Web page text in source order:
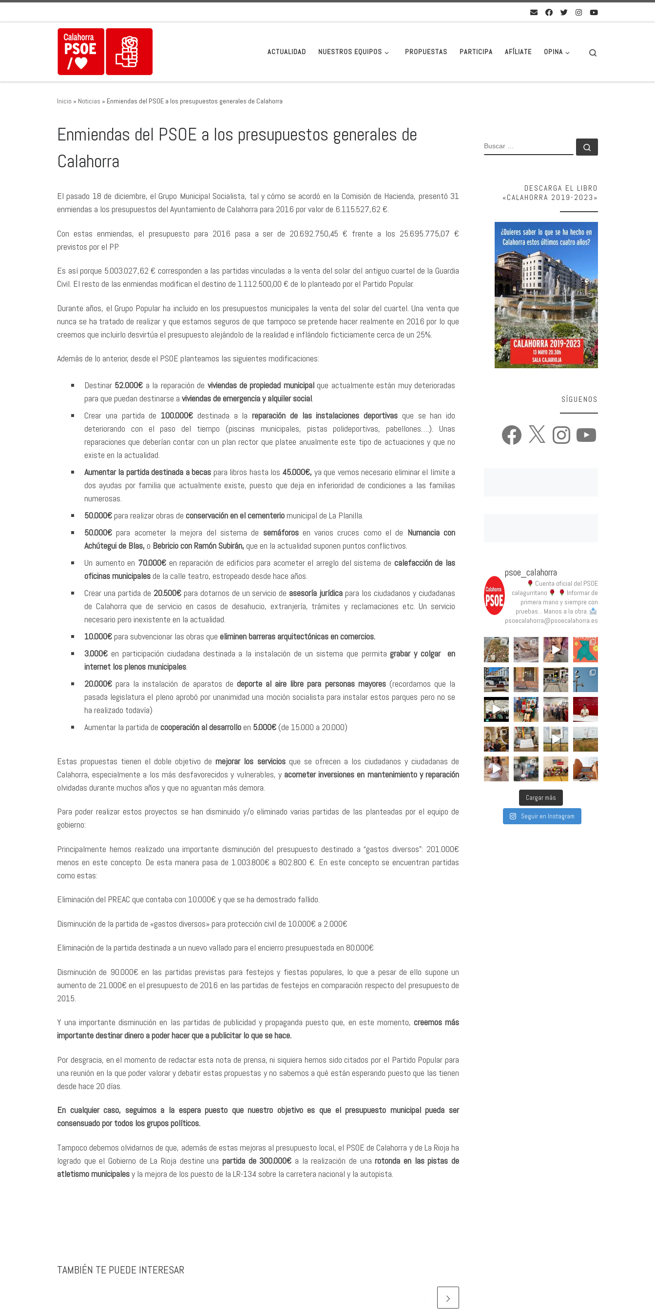
ACTUALIDAD NUESTROS EQUIPOS PROPUESTAS PARTICIPA AFÍLIATE OPINA
Inicio » Noticias » Enmiendas del PSOE a los presupuestos generales de Calahorra
Enmiendas del PSOE a los presupuestos generales de
Calahorra
El pasado 18 de diciembre, el Grupo Municipal Socialista, tal y cómo se acordó en la Comisión de Hacienda, presentó 31
enmiendas a los presupuestos del Ayuntamiento de Calahorra para 2016 por valor de 6.115.527,62 €.
Con estas enmiendas, el presupuesto para 2016 pasa a ser de 20.692.750,45 € frente a los 25.695.775,07 €
previstos por el PP.
Es así porque 5.003.027,62 € corresponden a las partidas vinculadas a la venta del solar del antiguo cuartel de la Guardia
Civil. El resto de las enmiendas modifican el destino de 1.112.500,00 € de lo planteado por el Partido Popular.
Durante años, el Grupo Popular ha incluido en los presupuestos municipales la venta del solar del cuartel. Una venta que
nunca se ha tratado de realizar y que estamos seguros de que tampoco se pretende hacer realmente en 2016 por lo que
creemos que incluirlo desvirtúa el presupuesto alejándolo de la realidad e inflándolo ficticiamente cerca de un 25%.
Además de lo anterior, desde el PSOE planteamos las siguientes modificaciones:
Destinar 52.000€ a la reparación de viviendas de propiedad municipalque actualmente están muy deterioradas
para que puedan destinarse a viviendas deemergencia y alquiler social.
Crear una partida de 100.000€ destinada a la reparación de las instalaciones deportivas que se han ido
deteriorando con el paso del tiempo (piscinas municipales, pistas polideportivas, pabellones….). Unas
reparaciones que deberían contar con un plan rector que platee anualmente este tipo de actuaciones y que no
existe en la actualidad.
Aumentar la partida destinada a becas para libros hasta los 45.000€, ya que vemos necesario eliminar el límite a
dos ayudas por familia que actualmente existe, puesto que deja en inferioridad de condiciones a las familias
numerosas.
50.000€para realizar obras de conservación en el cementeriomunicipal de La Planilla.
50.000€ para acometer la mejora del sistema de semáforosen varios cruces como el de Numancia con
Achútegui de Blas, o Bebricio con Ramón Subirán, que en la actualidad suponen puntos conflictivos.
Un aumento en 70.000€en reparación de edificios para acometer el arreglo del sistema de calefacción de las
oficinas municipalesde la calle teatro, estropeado desde hace años.
Crear una partida de 20.500€para dotarnos de un servicio de asesoría jurídica para los ciudadanos y ciudadanas
de Calahorra que de servicio en casos de desahucio, extranjería, trámites y reclamaciones etc. Un servicio
necesario pero inexistente en la actualidad.
10.000€para subvencionar las obras que eliminen barreras arquitectónicas en comercios.
3.000€ en participación ciudadana destinada a la instalación de un sistema que permita grabar y colgar en
internet los plenos municipales.
20.000€ para la instalación de aparatos de deporte al aire libre para personas mayores(recordamos que la
pasada legislatura el pleno aprobó por unanimidad una moción socialista para instalar estos parques pero no se
ha realizado todavía)
Aumentar la partida de cooperación al desarrolloen 5.000€ (de 15.000 a 20.000)
Estas propuestas tienen el doble objetivo demejorar los serviciosque se ofrecen a los ciudadanos y ciudadanas de
Calahorra, especialmente a los más desfavorecidos y vulnerables, y acometer inversiones en mantenimiento y reparación
olvidadas durante muchos años y que no aguantan más demora.
Para poder realizar estos proyectos se han disminuido y/o eliminado varias partidas de las planteadas por el equipo de
gobierno:
Principalmente hemos realizado una importante disminución del presupuesto destinado a “gastos diversos”: 201.000€
menos en este concepto. De esta manera pasa de 1.003.800€ a 802.800 €. En este concepto se encuentran partidas
como estas:
Eliminación del PREAC que contaba con 10.000€ y que se ha demostrado fallido.
Disminución de la partida de «gastos diversos» para protección civil de 10.000€ a 2.000€
Eliminación de la partida destinada a un nuevo vallado para el encierro presupuestada en 80.000€
Disminución de 90.000€ en las partidas previstas para festejos y fiestas populares, lo que a pesar de ello supone un
aumento de 21.000€ en el presupuesto de 2016 en las partidas de festejos en comparación respecto del presupuesto de
2015.
Y una importante disminución en las partidas de publicidad y propaganda puesto que, en este momento, creemos más
importante destinar dinero a poder hacer que a publicitar lo que se hace.
Por desgracia, en el momento de redactar esta nota de prensa, ni siquiera hemos sido citados por el Partido Popular para
una reunión en la que poder valorar y debatir estas propuestas y no sabemos a qué están esperando puesto que las tienen
desde hace 20 días.
En cualquier caso, seguimos a la espera puesto que nuestro objetivo es que el presupuesto municipal pueda ser
consensuado por todos los grupos políticos.
Tampoco debemos olvidarnos de que, además de estas mejoras al presupuesto local, el PSOE de Calahorra y de La Rioja ha
logrado que el Gobierno de La Rioja destine una partida de 300.000€ a la realización de unarotonda en las pistas de
atletismo municipalesy la mejora de los puesto de la LR-134 sobre la carretera nacional y la autopista.
TAMBIÉN TE PUEDE INTERESAR
BUSCAR
DESCARGA EL LIBRO
«CALAHORRA 2019-2023»
SÍGUENOS
Facebook Instagram YouTube
psoe_calahorra
Cuenta oficial del PSOE
calagurritano
Informar de
primera mano y siempre con
pruebas... Manos a la obra.
psoecalahorra@psoecalahorra.es
Cargar más
Seguir en Instagram